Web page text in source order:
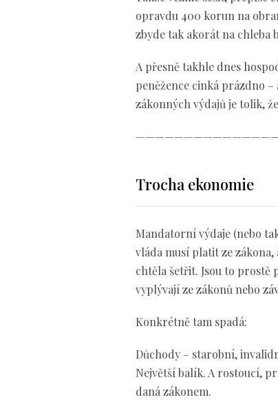
opravdu 400 korun na
zbyde tak akorát na chleba
A přesně takhle dnes
peněžence cinká prázdno
zákonných výdajů je tolik,
Trocha ekonomie
Mandatorní výdaje (nebo
vláda musí platit ze
chtěla šetřit. Jsou to prostě
vyplývají ze zákonů nebo
Konkrétně tam spadá:
Důchody – starobní,
Největší balík. A rostoucí,
daná zákonem.